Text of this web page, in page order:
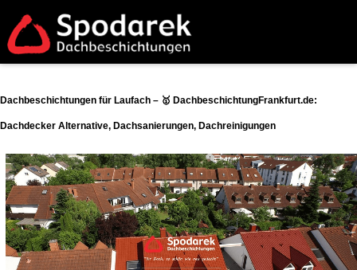
Dachbeschichtungen für Laufach – 🥇 DachbeschichtungFrankfurt.de:
Dachdecker Alternative, Dachsanierungen, Dachreinigungen